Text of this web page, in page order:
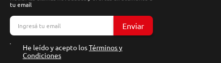
tu email
Enviar
He leído y acepto losTérminos y
Condiciones